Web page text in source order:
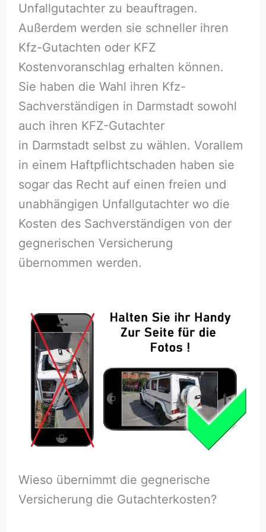
Unfallgutachter zu beauftragen.
Außerdem werden sie schneller ihren
Kfz-Gutachten oder KFZ
Kostenvoranschlag erhalten können.
Sie haben die Wahl ihren Kfz-
Sachverständigen in Darmstadt sowohl
auch ihren KFZ-Gutachter
in Darmstadt selbst zu wählen. Vorallem
in einem Haftpflichtschaden haben sie
sogar das Recht auf einen freien und
unabhängigen Unfallgutachter wo die
Kosten des Sachverständigen von der
gegnerischen Versicherung
übernommen werden.
Wieso übernimmt die gegnerische
Versicherung die Gutachterkosten?